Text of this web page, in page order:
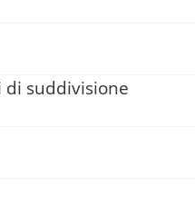
di suddivisione